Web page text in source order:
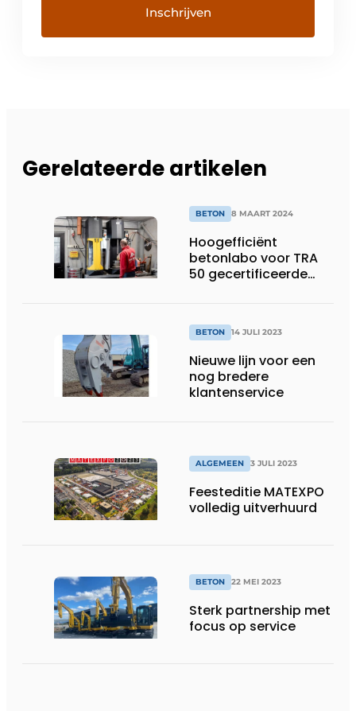
Gerelateerde artikelen
BETON 8 MAART 2024
Hoogefficiënt
betonlabo voor TRA
50 gecertificeerde
BETON 14 JULI 2023
Nieuwe lijn voor een
nog bredere
klantenservice
ALGEMEEN 3 JULI 2023
Feesteditie MATEXPO
volledig uitverhuurd
BETON 22 MEI 2023
Sterk partnership met
focus op service